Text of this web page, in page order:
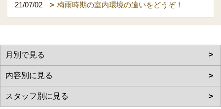
21/07/02 梅雨時期の室内環境の違いをどうぞ！